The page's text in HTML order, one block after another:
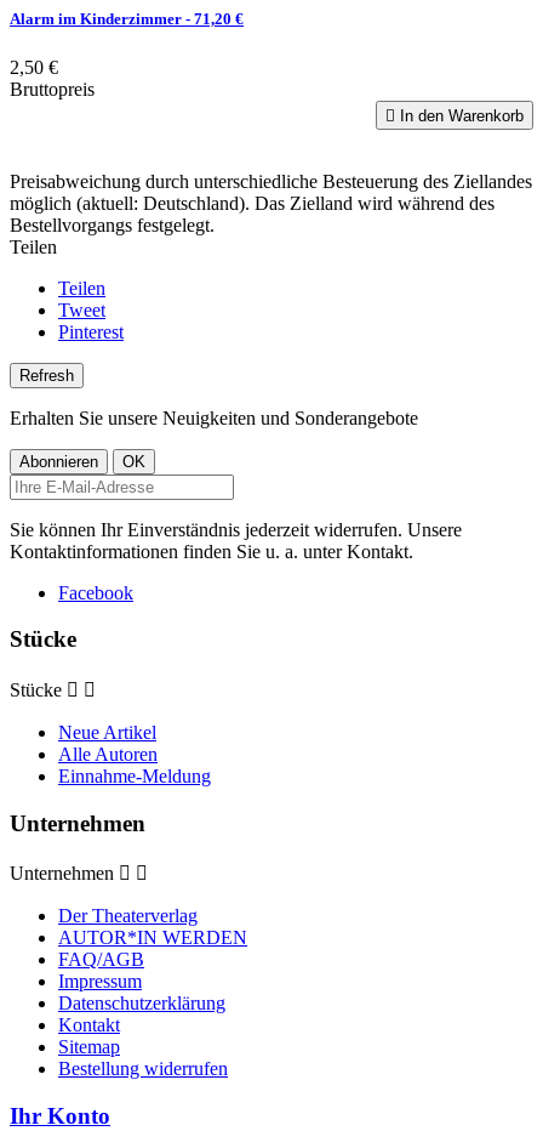
Alarm im Kinderzimmer - 71,20 €
2,50 €
Bruttopreis
 In den Warenkorb
Preisabweichung durch unterschiedliche Besteuerung des Ziellandes
möglich (aktuell: Deutschland). Das Zielland wird während des
Bestellvorgangs festgelegt.
Teilen
Teilen
Tweet
Pinterest
Erhalten Sie unsere Neuigkeiten und Sonderangebote
Sie können Ihr Einverständnis jederzeit widerrufen. Unsere
Kontaktinformationen finden Sie u. a. unter Kontakt.
Facebook
Stücke
Stücke  
Neue Artikel
Alle Autoren
Einnahme-Meldung
Unternehmen
Unternehmen  
Der Theaterverlag
AUTOR*IN WERDEN
FAQ/AGB
Impressum
Datenschutzerklärung
Kontakt
Sitemap
Bestellung widerrufen
Ihr Konto